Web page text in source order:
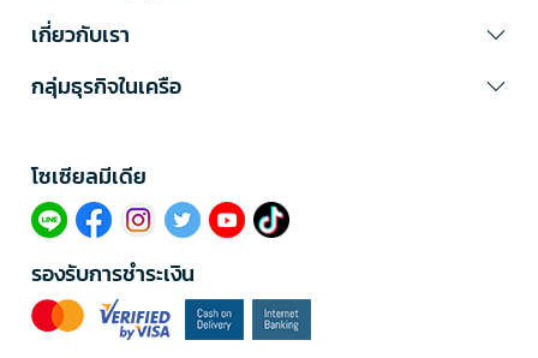
เกี่ยวกับเรา
กลุ่มธุรกิจในเครือ
โซเซียลมีเดีย​
รองรับการชำระเงิน